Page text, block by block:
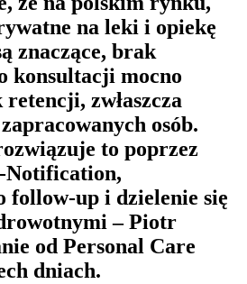
na leki i opiekę
znaczące, brak
konsultacji mocno
zwłaszcza
osób.
to poprzez
Notification,
follow-up i dzielenie się
– Piotr
od Personal Care
dniach.